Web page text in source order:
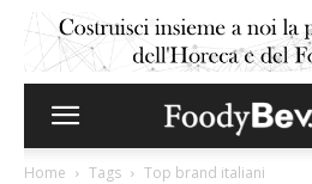
Home Tags Top brand italiani